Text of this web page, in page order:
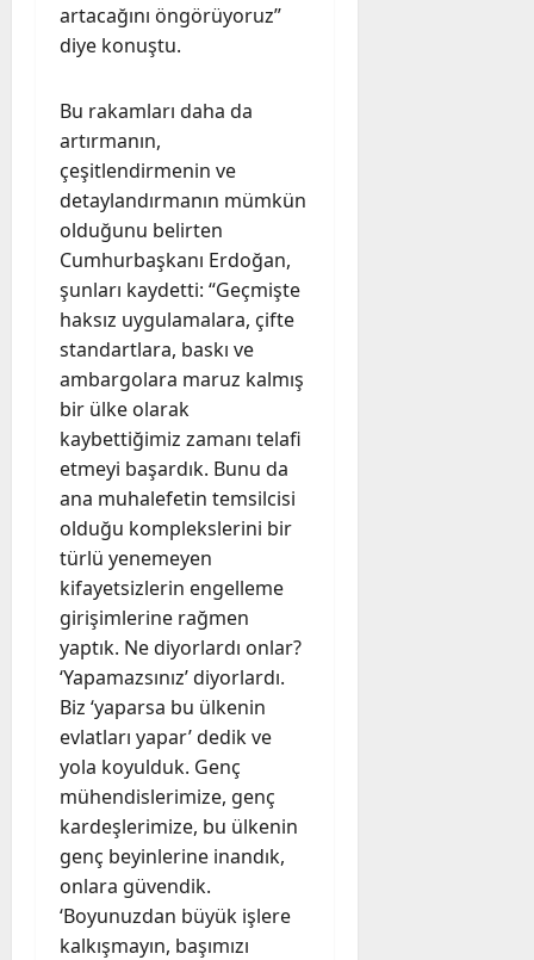
artacağını öngörüyoruz”
diye konuştu.
Bu rakamları daha da
artırmanın,
çeşitlendirmenin ve
detaylandırmanın mümkün
olduğunu belirten
Cumhurbaşkanı Erdoğan,
şunları kaydetti: “Geçmişte
haksız uygulamalara, çifte
standartlara, baskı ve
ambargolara maruz kalmış
bir ülke olarak
kaybettiğimiz zamanı telafi
etmeyi başardık. Bunu da
ana muhalefetin temsilcisi
olduğu komplekslerini bir
türlü yenemeyen
kifayetsizlerin engelleme
girişimlerine rağmen
yaptık. Ne diyorlardı onlar?
‘Yapamazsınız’ diyorlardı.
Biz ‘yaparsa bu ülkenin
evlatları yapar’ dedik ve
yola koyulduk. Genç
mühendislerimize, genç
kardeşlerimize, bu ülkenin
genç beyinlerine inandık,
onlara güvendik.
‘Boyunuzdan büyük işlere
kalkışmayın, başımızı